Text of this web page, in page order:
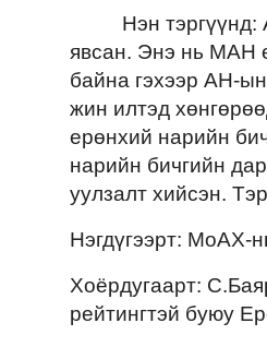
Нэн
явсан. Энэ нь МАН
байна гэхээр АН-
жин илтэд
ерөнхий нарийн
нарийн бичгийн
уулзалт хийсэн.
Нэгдүгээрт: МоАХ-
Хоёрдугаарт:
рейтингтэй буюу